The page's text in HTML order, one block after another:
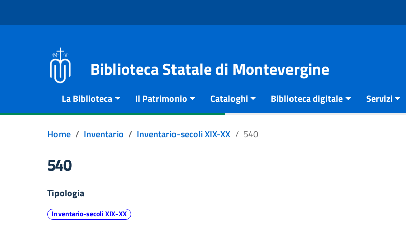
Biblioteca Statale di Montevergine
La Biblioteca Il Patrimonio Cataloghi Biblioteca digitale Servizi
Home Inventario Inventario-secoli XIX-XX 540
540
Tipologia
Inventario-secoli XIX-XX